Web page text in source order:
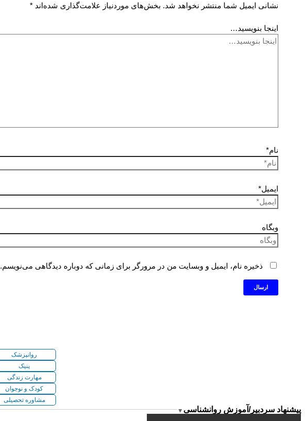
نشانی ایمیل شما منتشر نخواهد شد. بخش‌های موردنیاز علامت‌گذاری شده‌اند *
اینجا بنویسید…
نام*
ایمیل*
وبگاه
ذخیره نام، ایمیل و وبسایت من در مرورگر برای زمانی که دوباره دیدگاهی می‌نویسم.
روانپزشک
پنیک
مهارت زندگی
کودک و نوجوان
مشاوره تحصیلی
پیشنهاد سردبیر/آموزش روانشناسی ▼